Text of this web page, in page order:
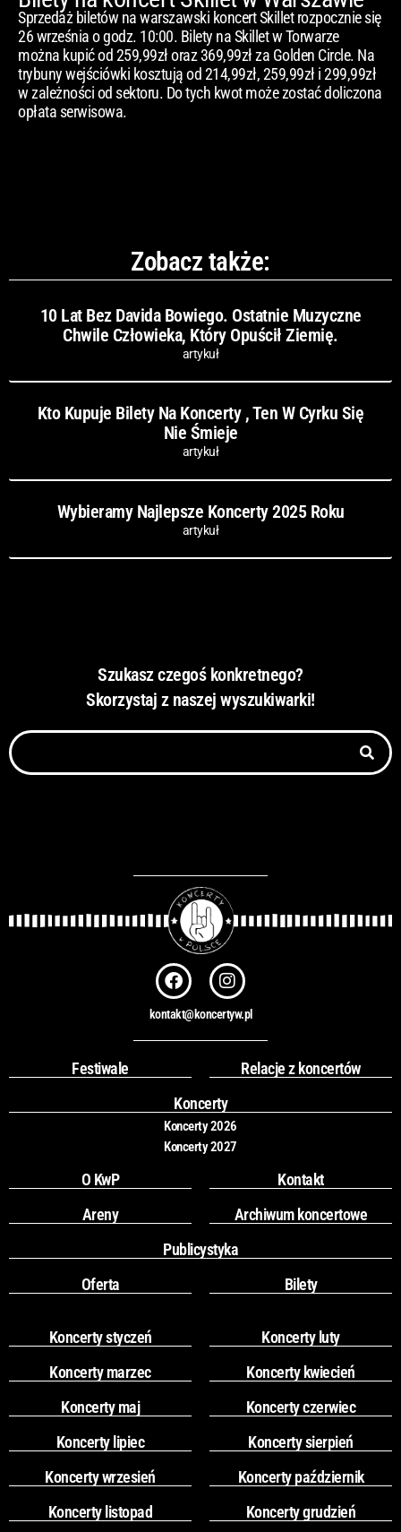
Sprzedaż biletów na warszawski koncert Skillet rozpocznie się
26 września o godz. 10:00. Bilety na Skillet w Torwarze
można kupić od 259,99zł oraz 369,99zł za Golden Circle. Na
trybuny wejściówki kosztują od 214,99zł, 259,99zł i 299,99zł
w zależności od sektoru. Do tych kwot może zostać doliczona
opłata serwisowa.
Zobacz także:
10 Lat Bez Davida Bowiego. Ostatnie Muzyczne
Chwile Człowieka, Który Opuścił Ziemię.
artykuł
Kto Kupuje Bilety Na Koncerty , Ten W Cyrku Się
Nie Śmieje
artykuł
Wybieramy Najlepsze Koncerty 2025 Roku
artykuł
Szukasz czegoś konkretnego?
Skorzystaj z naszej wyszukiwarki!
Szukaj
F
a
c
e
b
o
k
I
n
s
t
a
r
a
m
kontakt@koncertyw.pl
Festiwale
Relacje z koncertów
Koncerty
Koncerty 2026
Koncerty 2027
O KwP
Kontakt
Areny
Archiwum koncertowe
Publicystyka
Oferta
Bilety
Koncerty styczeń
Koncerty luty
Koncerty marzec
Koncerty kwiecień
Koncerty maj
Koncerty czerwiec
Koncerty lipiec
Koncerty sierpień
Koncerty wrzesień
Koncerty październik
Koncerty listopad
Koncerty grudzień